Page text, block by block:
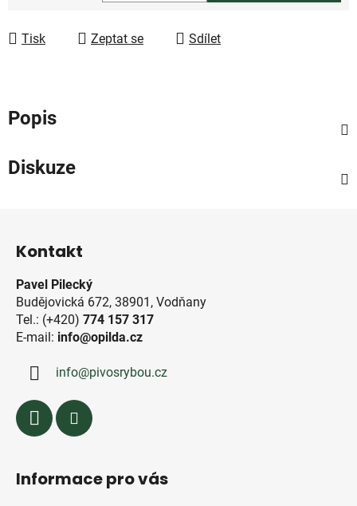
Tisk Zeptat se Sdílet
Popis
Diskuze
Kontakt
Pavel Pilecký
Budějovická 672, 38901, Vodňany
Tel.: (+420) 774 157 317
E-mail: info@opilda.cz
info@pivosrybou.cz
Informace pro vás